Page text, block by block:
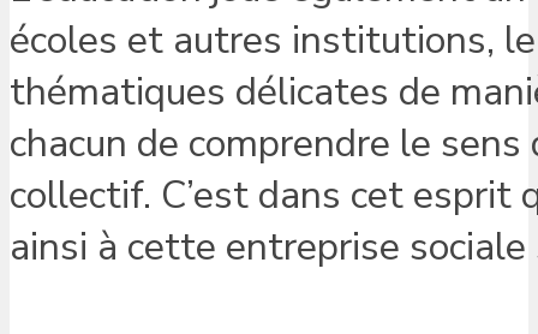
écoles et autres institutions,
thématiques délicates de
chacun de comprendre le
collectif. C’est dans cet
ainsi à cette entreprise